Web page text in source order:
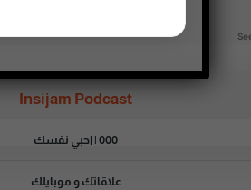
Insijam Podcast
000 | احبي نفسك
علاقاتك و موبايلك